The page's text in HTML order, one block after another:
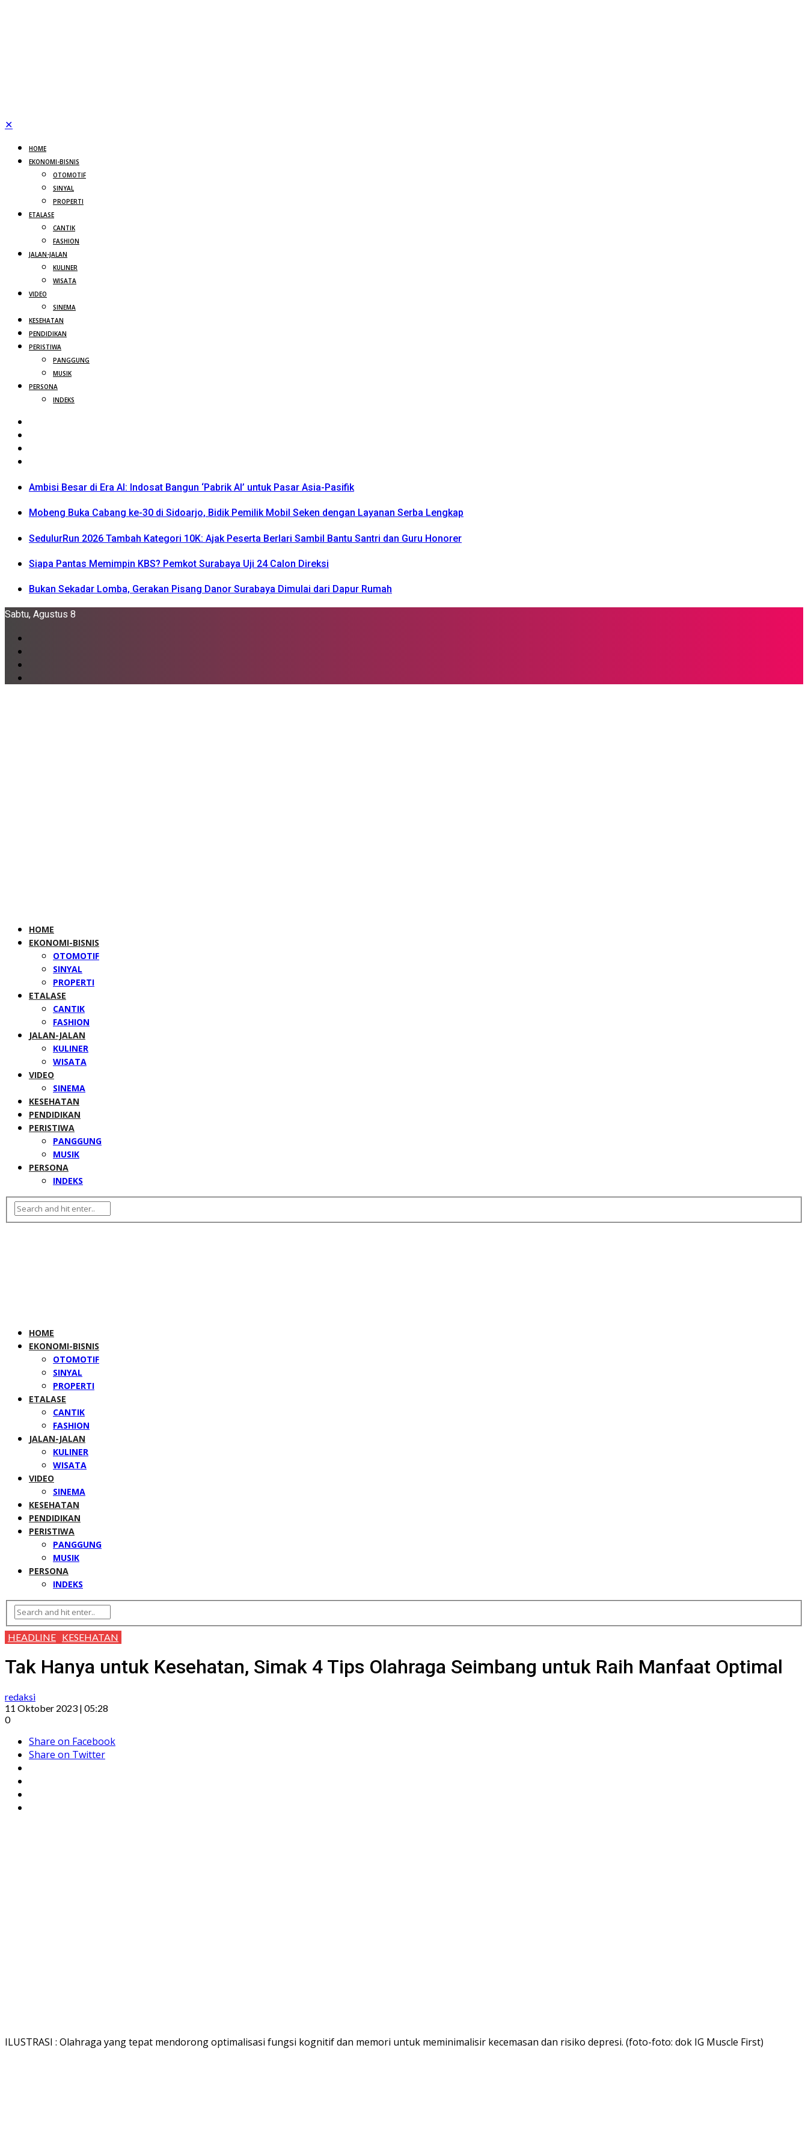
✕
HOME
EKONOMI-BISNIS
OTOMOTIF
SINYAL
PROPERTI
ETALASE
CANTIK
FASHION
JALAN-JALAN
KULINER
WISATA
VIDEO
SINEMA
KESEHATAN
PENDIDIKAN
PERISTIWA
PANGGUNG
MUSIK
PERSONA
INDEKS
Ambisi Besar di Era AI: Indosat Bangun ‘Pabrik AI’ untuk Pasar Asia-Pasifik
Mobeng Buka Cabang ke-30 di Sidoarjo, Bidik Pemilik Mobil Seken dengan Layanan Serba Lengkap
SedulurRun 2026 Tambah Kategori 10K: Ajak Peserta Berlari Sambil Bantu Santri dan Guru Honorer
Siapa Pantas Memimpin KBS? Pemkot Surabaya Uji 24 Calon Direksi
Bukan Sekadar Lomba, Gerakan Pisang Danor Surabaya Dimulai dari Dapur Rumah
Sabtu, Agustus 8
HOME
EKONOMI-BISNIS
OTOMOTIF
SINYAL
PROPERTI
ETALASE
CANTIK
FASHION
JALAN-JALAN
KULINER
WISATA
VIDEO
SINEMA
KESEHATAN
PENDIDIKAN
PERISTIWA
PANGGUNG
MUSIK
PERSONA
INDEKS
HOME
EKONOMI-BISNIS
OTOMOTIF
SINYAL
PROPERTI
ETALASE
CANTIK
FASHION
JALAN-JALAN
KULINER
WISATA
VIDEO
SINEMA
KESEHATAN
PENDIDIKAN
PERISTIWA
PANGGUNG
MUSIK
PERSONA
INDEKS
HEADLINE KESEHATAN
Tak Hanya untuk Kesehatan, Simak 4 Tips Olahraga Seimbang untuk Raih Manfaat Optimal
redaksi
11 Oktober 2023 | 05:28
0
Share on Facebook
Share on Twitter
ILUSTRASI : Olahraga yang tepat mendorong optimalisasi fungsi kognitif dan memori untuk meminimalisir kecemasan dan risiko depresi. (foto-foto: dok IG Muscle First)